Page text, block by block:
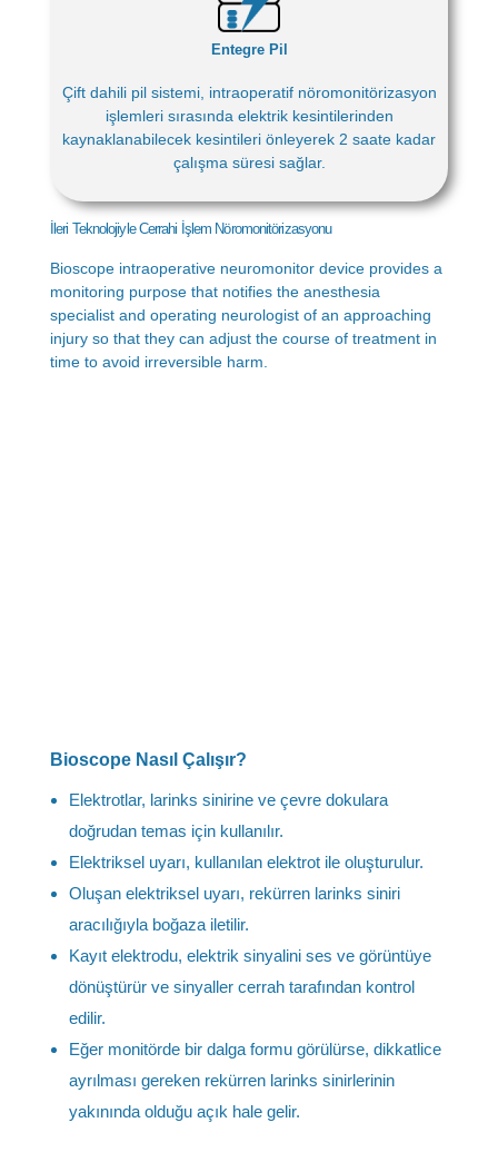
Entegre Pil
Çift dahili pil sistemi, intraoperatif nöromonitörizasyon
işlemleri sırasında elektrik kesintilerinden
kaynaklanabilecek kesintileri önleyerek 2 saate kadar
çalışma süresi sağlar.
İleri Teknolojiyle Cerrahi İşlem Nöromonitörizasyonu
Bioscope intraoperative neuromonitor device provides a
monitoring purpose that notifies the anesthesia
specialist and operating neurologist of an approaching
injury so that they can adjust the course of treatment in
time to avoid irreversible harm.
Bioscope Nasıl Çalışır?
Elektrotlar, larinks sinirine ve çevre dokulara
doğrudan temas için kullanılır.
Elektriksel uyarı, kullanılan elektrot ile oluşturulur.
Oluşan elektriksel uyarı, rekürren larinks siniri
aracılığıyla boğaza iletilir.
Kayıt elektrodu, elektrik sinyalini ses ve görüntüye
dönüştürür ve sinyaller cerrah tarafından kontrol
edilir.
Eğer monitörde bir dalga formu görülürse, dikkatlice
ayrılması gereken rekürren larinks sinirlerinin
yakınında olduğu açık hale gelir.